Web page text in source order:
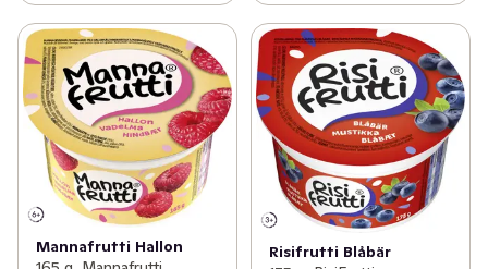
Mannafrutti Hallon
Risifrutti Blåbär